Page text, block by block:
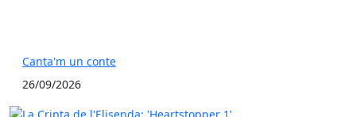
Canta'm un conte
26/09/2026